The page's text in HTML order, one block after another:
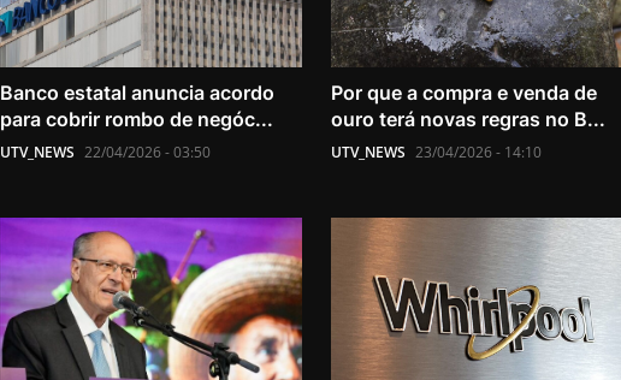
Banco estatal anuncia acordo
para cobrir rombo de negóc...
UTV_NEWS 22/04/2026 - 03:50
Por que a compra e venda de
ouro terá novas regras no B...
UTV_NEWS 23/04/2026 - 14:10